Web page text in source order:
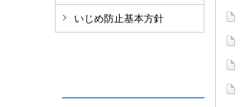
いじめ防止基本方針